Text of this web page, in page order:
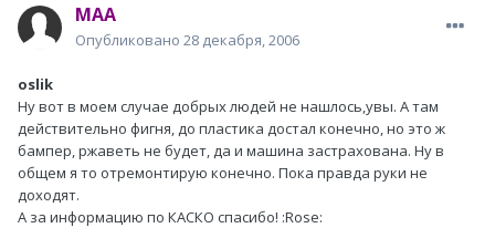
MAA
Опубликовано 28 декабря, 2006
oslik
Ну вот в моем случае добрых людей не нашлось,увы. А там
действительно фигня, до пластика достал конечно, но это ж
бампер, ржаветь не будет, да и машина застрахована. Ну в
общем я то отремонтирую конечно. Пока правда руки не
доходят.
А за информацию по КАСКО спасибо! :Rose: